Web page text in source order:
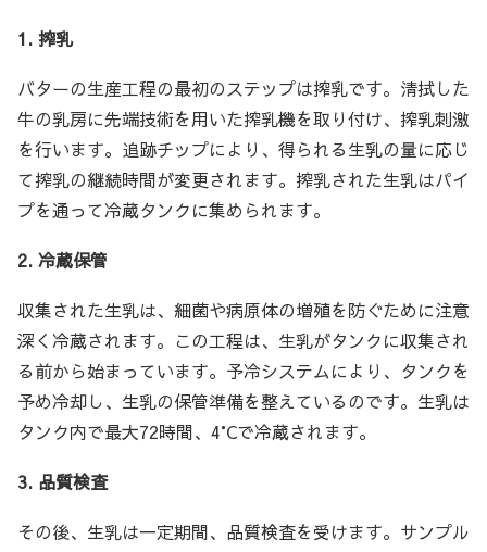
1. 搾乳
バターの生産工程の最初のステップは搾乳です。清拭した
牛の乳房に先端技術を用いた搾乳機を取り付け、搾乳刺激
を行います。追跡チップにより、得られる生乳の量に応じ
て搾乳の継続時間が変更されます。搾乳された生乳はパイ
プを通って冷蔵タンクに集められます。
2. 冷蔵保管
収集された生乳は、細菌や病原体の増殖を防ぐために注意
深く冷蔵されます。この工程は、生乳がタンクに収集され
る前から始まっています。予冷システムにより、タンクを
予め冷却し、生乳の保管準備を整えているのです。生乳は
タンク内で最大72時間、4°Cで冷蔵されます。
3. 品質検査
その後、生乳は一定期間、品質検査を受けます。サンプル